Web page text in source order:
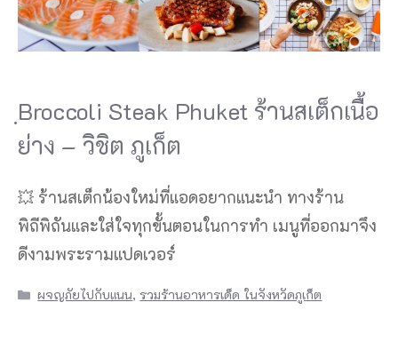
ฺBroccoli Steak Phuket ร้านสเต็กเนื้อ
ย่าง – วิชิต ภูเก็ต
💥 ร้านสเต็กน้องใหม่ที่แอดอยากแนะนำ ทางร้าน
พิถีพิถันและใส่ใจทุกขั้นตอนในการทำ เมนูที่ออกมาจึง
ดีงามพระรามแปดเวอร์
Categories
ผจญภัยไปกับแนน, รวมร้านอาหารเด็ด ในจังหวัดภูเก็ต